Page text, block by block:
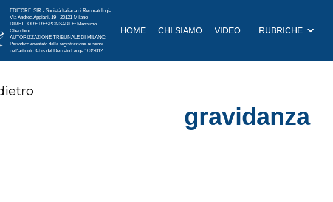
EDITORE: SIR - Società Italiana di Reumatologia
Via Andrea Appiani, 19 - 20121 Milano
DIRETTORE RESPONSABILE: Massimo
Cherubini
AUTORIZZAZIONE TRIBUNALE DI MILANO:
Periodico esentato dalla registrazione ai sensi
dell'articolo 3-bis del Decreto Legge 103/2012
HOME CHI SIAMO VIDEO RUBRICHE
gravidanza